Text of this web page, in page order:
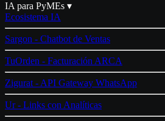
IA para PyMEs ▾
Ecosistema IA
Sargon - Chatbot de Ventas
TuOrden - Facturación ARCA
Zigurat - API Gateway WhatsApp
Ur - Links con Analíticas